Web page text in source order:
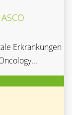
Erkrankungen